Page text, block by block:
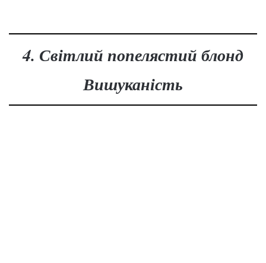
4. Світлий попелястий блонд
Вишуканість